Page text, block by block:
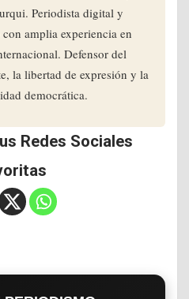
Periodista digital y
amplia experiencia en
Defensor del
la libertad de expresión y la
democrática.
Redes Sociales